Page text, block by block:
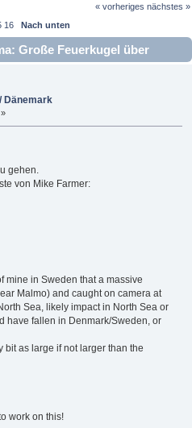
« vorheriges nächstes »
16 Nach unten
Große Feuerkugel über
117943 mal)
Dänemark
gehen.
von Mike Farmer:
mine in Sweden that a massive
Malmo) and caught on camera at
Sea, likely impact in North Sea or
have fallen in Denmark/Sweden, or
bit as large if not larger than the
work on this!